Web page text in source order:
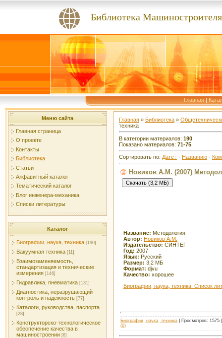
Библиотека Машиностроителя
Главная |
Меню сайта
Главная страница
О проекте
Контакты
Библиотека
Статьи
Алфавитный каталог
Тематический каталог
Блог инженера-механика
Списки литературы
Каталог
Биографии, наука, техника [190]
Вакуумная техника [11]
Взаимозаменяемость,
стандартизация и технические
измерения [146]
Гидравлика, пневматика [131]
Диагностика, неразрушающий
контроль и надежность [77]
Каталоги, руководства, паспорта
[28]
Конструкторско-технологическое
обеспечение качества в
машиностроении [6]
Главная » Библиотека »
техника
В категории материалов: 190
Показано материалов: 71-75
Сортировать по: Дате · Названию ·
Новиков А.М. (2007)
Название: Методология
Автор: Новиков А.М.
Издательство: СИНТЕГ
Год: 2007
Язык: Русский
Размер: 3,2 МБ
Формат: djvu
Качество: хорошее
Биографии, наука, техника: Список
Биографии, наука, техника | Просмотров: 1575
(0)